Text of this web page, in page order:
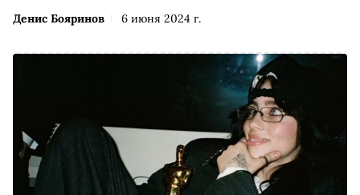
Денис Бояринов 6 июня 2024 г.